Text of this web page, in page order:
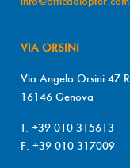
VIA ORSINI
Via Angelo Orsini 47 R
16146 Genova
T. +39 010 315613
F. +39 010 317009